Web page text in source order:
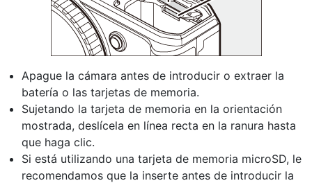
Apague la cámara antes de introducir o extraer la
batería o las tarjetas de memoria.
Sujetando la tarjeta de memoria en la orientación
mostrada, deslícela en línea recta en la ranura hasta
que haga clic.
Si está utilizando una tarjeta de memoria microSD, le
recomendamos que la inserte antes de introducir la